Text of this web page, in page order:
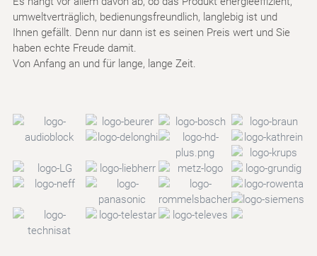
umweltverträglich, bedienungsfreundlich, langlebig ist und
Ihnen gefällt. Denn nur dann ist es seinen Preis wert und Sie
haben echte Freude damit.
Von Anfang an und für lange, lange Zeit.